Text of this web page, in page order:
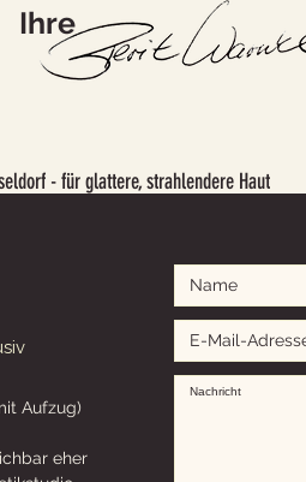
Ihre
- für glattere, strahlendere Haut
Aufzug)
eher